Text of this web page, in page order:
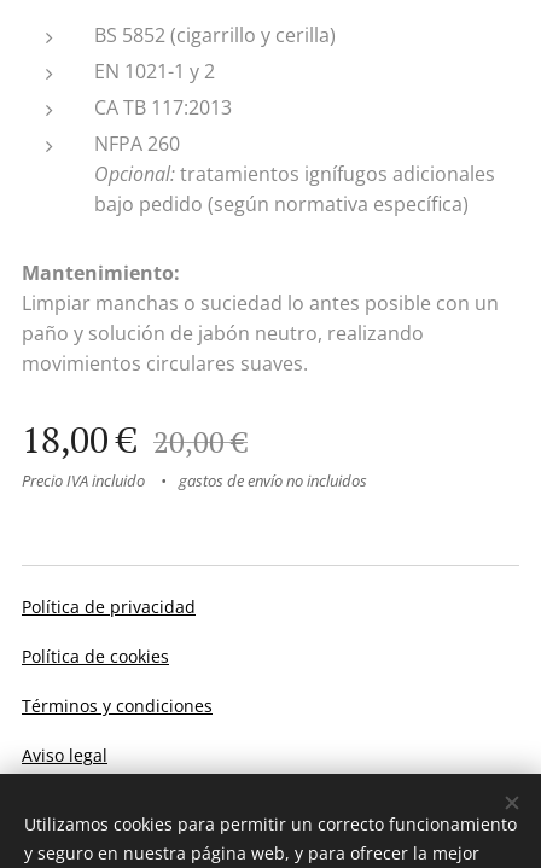
BS 5852 (cigarrillo y cerilla)
EN 1021-1 y 2
CA TB 117:2013
NFPA 260
Opcional:tratamientos ignífugos adicionales
bajo pedido (según normativa específica)
Mantenimiento:
Limpiar manchas o suciedad lo antes posible con un
paño y solución de jabón neutro, realizando
movimientos circulares suaves.
18,00€ 20,00€
Precio IVA incluido gastos de envío no incluidos
Política de privacidad
Política de cookies
Términos y condiciones
Aviso legal
Cookies
Utilizamos cookies para permitir un correcto funcionamiento
y seguro en nuestra página web, y para ofrecer la mejor